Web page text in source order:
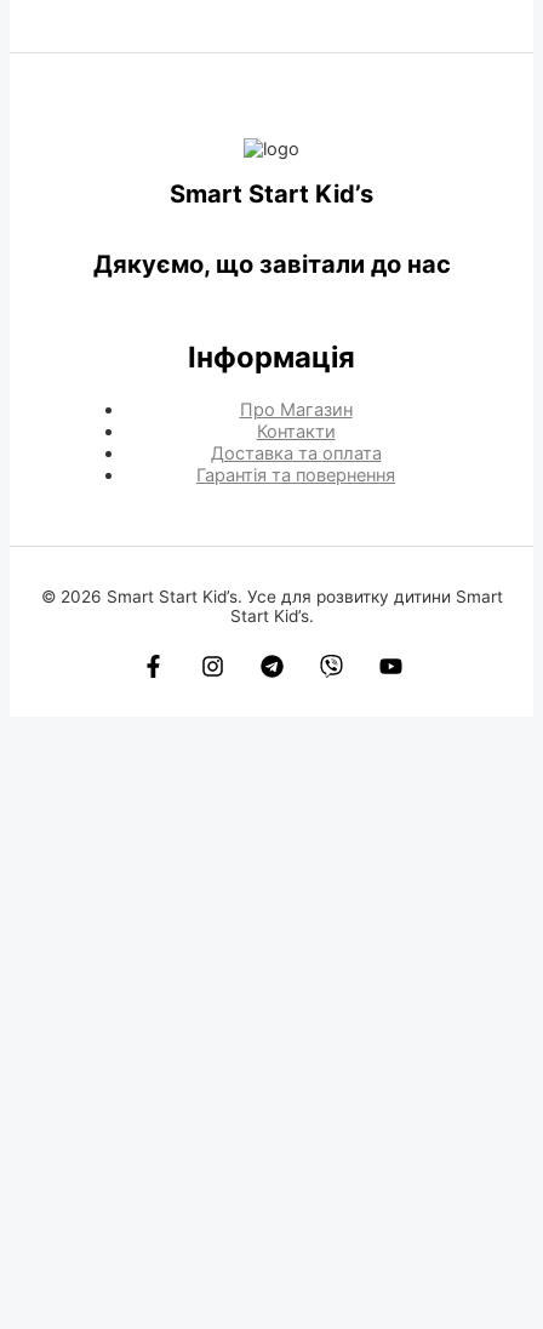
Smart Start Kid’s
Дякуємо, що завітали до нас
Інформація
Про Магазин
Контакти
Доставка та оплата
Гарантія та повернення
© 2026 Smart Start Kid’s. Усе для розвитку дитини Smart
Start Kid’s.